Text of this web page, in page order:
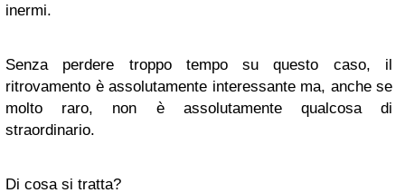
inermi.
Senza perdere troppo tempo su questo caso, il
ritrovamento è assolutamente interessante ma, anche se
molto raro, non è assolutamente qualcosa di
straordinario.
Di cosa si tratta?